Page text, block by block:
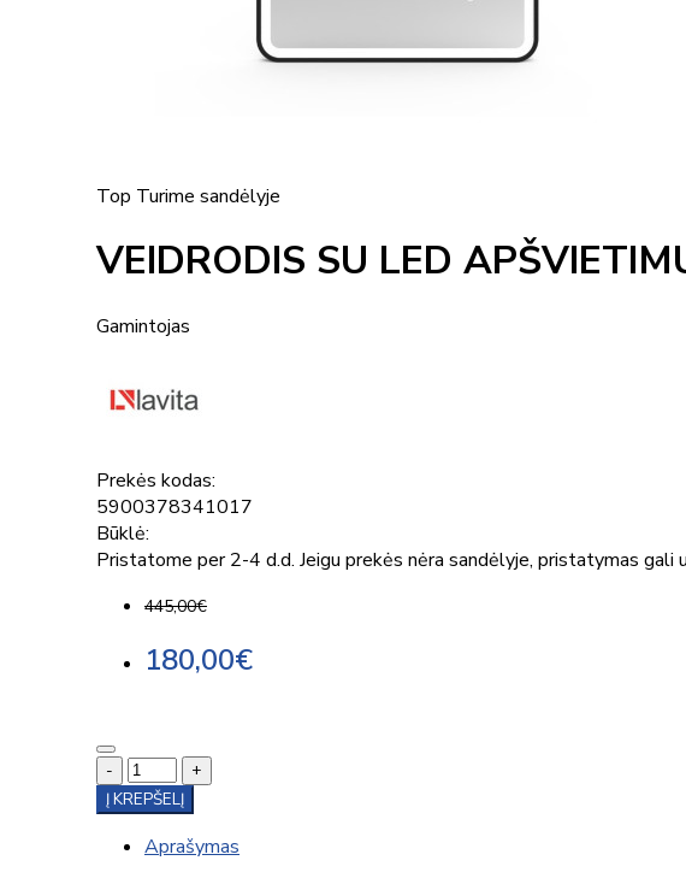
Top Turime sandėlyje
VEIDRODIS SU LED
Gamintojas
Prekės kodas:
5900378341017
Būklė:
Pristatome per 2-4 d.d. Jeigu prekės nėra sandėlyje, pristatymas gali
445,00€
180,00€
-
+
Į KREPŠELĮ
Aprašymas